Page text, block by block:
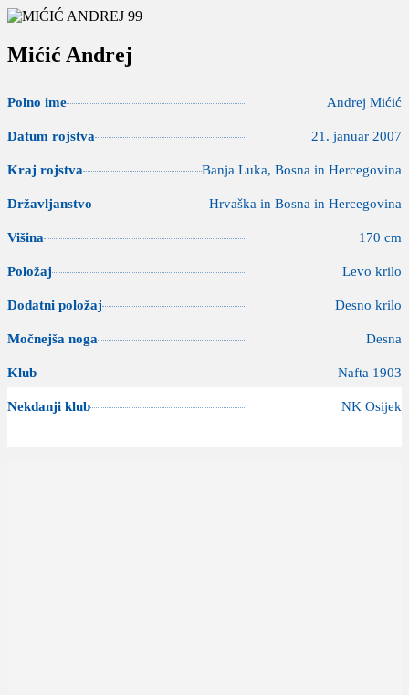
Mićić Andrej
Polno ime Andrej Mićić
Datum rojstva 21. januar 2007
Kraj rojstva Banja Luka, Bosna in Hercegovina
Državljanstvo Hrvaška in Bosna in Hercegovina
Višina 170 cm
Položaj Levo krilo
Dodatni položaj Desno krilo
Močnejša noga Desna
Klub Nafta 1903
Nekdanji klub NK Osijek